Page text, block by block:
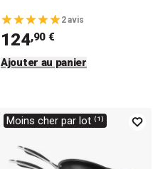
2 avis
124,90 €
Ajouter au panier
Moins cher par lot ⁽¹⁾